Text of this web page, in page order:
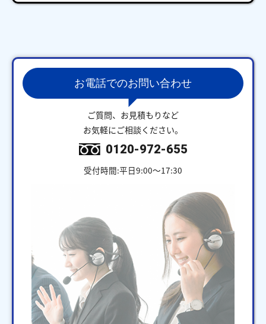
お電話でのお問い合わせ
ご質問、お見積もりなど
お気軽にご相談ください。
0120-972-655
受付時間:平日9:00～17:30